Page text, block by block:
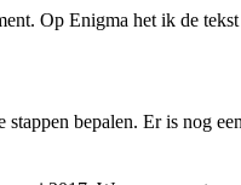
Op Enigma het ik de
bepalen. Er is nog